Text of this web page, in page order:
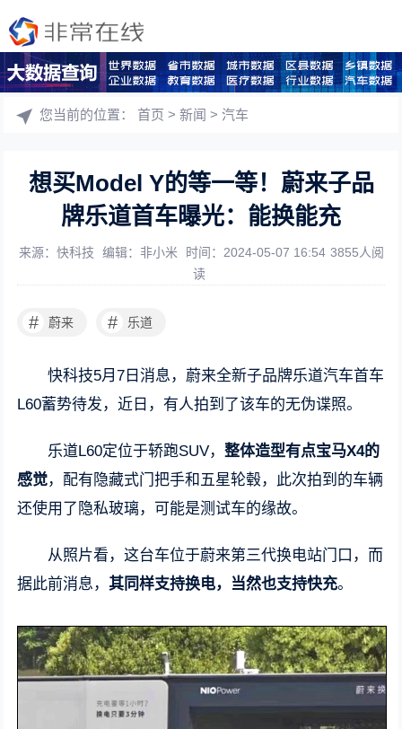
您当前的位置：首页 >新闻 >汽车
想买Model Y的等一等！蔚来子品
牌乐道首车曝光：能换能充
来源：快科技 编辑：非小米 时间：2024-05-07 16:54 3855人阅
读
# 蔚来 # 乐道
快科技5月7日消息，蔚来全新子品牌乐道汽车首车
L60蓄势待发，近日，有人拍到了该车的无伪谍照。
乐道L60定位于轿跑SUV，整体造型有点宝马X4的
感觉，配有隐藏式门把手和五星轮毂，此次拍到的车辆
还使用了隐私玻璃，可能是测试车的缘故。
从照片看，这台车位于蔚来第三代换电站门口，而
据此前消息， 其同样支持换电，当然也支持快充。